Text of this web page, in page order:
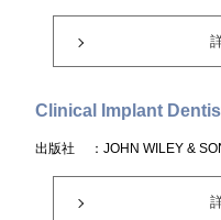
Clinical Implant
出版社 ：JOHN WILEY &